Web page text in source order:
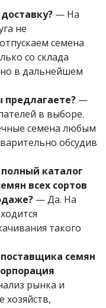
— На
не
семена
со склада
в дальнейшем
предлагаете? —
в выборе.
семена любым
обсудив
каталог
всех сортов
— Да. На
такого
семян
рынка и
хозяйств,